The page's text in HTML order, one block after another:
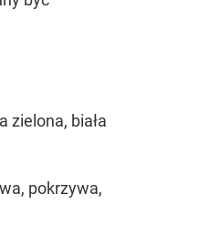
zielona, biała
pokrzywa,